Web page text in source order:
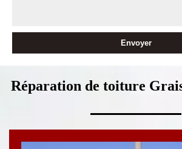
Réparation de toiture